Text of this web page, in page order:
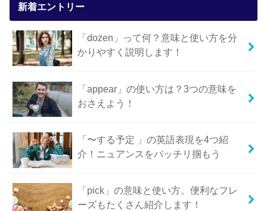
新着エントリー
「dozen」って何？意味と使い方を分
かりやすく説明します！
「appear」の使い方は？3つの意味を
おさえよう！
「〜する予定 」の英語表現を4つ紹
介！ニュアンスをバッチリ掴もう
「pick」の意味と使い方。便利なフレ
ーズもたくさん紹介します！